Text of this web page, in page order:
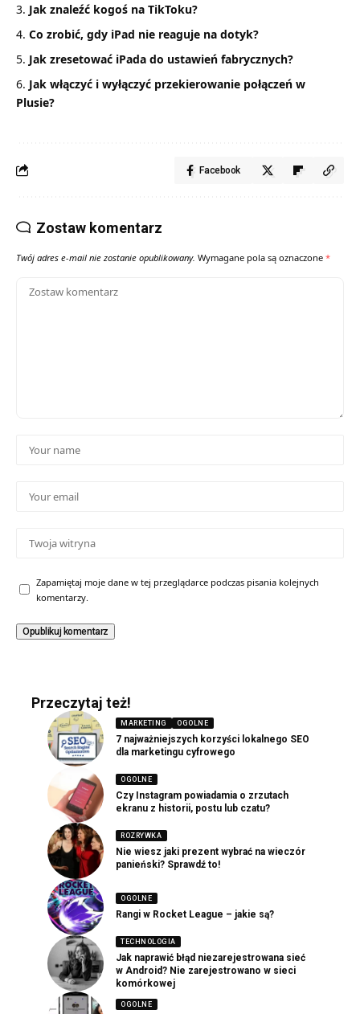
Jak znaleźć kogoś na TikToku?
Co zrobić, gdy iPad nie reaguje na dotyk?
Jak zresetować iPada do ustawień fabrycznych?
Jak włączyć i wyłączyć przekierowanie połączeń w
Plusie?
Facebook
Zostaw komentarz
Twój adres e-mail nie zostanie opublikowany. Wymagane pola są oznaczone *
Zapamiętaj moje dane w tej przeglądarce podczas pisania kolejnych
komentarzy.
Przeczytaj też!
MARKETING OGOLNE
7 najważniejszych korzyści lokalnego SEO
dla marketingu cyfrowego
OGOLNE
Czy Instagram powiadamia o zrzutach
ekranu z historii, postu lub czatu?
ROZRYWKA
Nie wiesz jaki prezent wybrać na wieczór
panieński? Sprawdź to!
OGOLNE
Rangi w Rocket League – jakie są?
TECHNOLOGIA
Jak naprawić błąd niezarejestrowana sieć
w Android? Nie zarejestrowano w sieci
komórkowej
OGOLNE